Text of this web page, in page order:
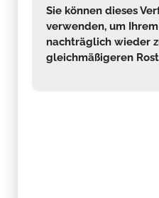
Sie können dieses
verwenden, um
nachträglich wieder
gleichmäßigeren